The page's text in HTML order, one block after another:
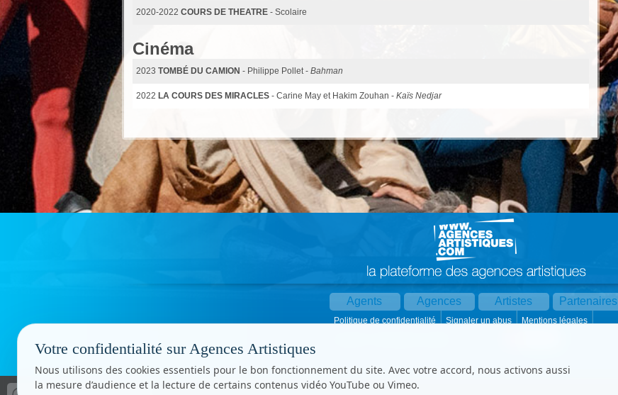
2020-2022 COURS DE THEATRE - Scolaire
Cinéma
2023 TOMBÉ DU CAMION - Philippe Pollet - Bahman
2022 LA COURS DES MIRACLES - Carine May et Hakim Zouhan - Kaïs Nedjar
Agents Agences Artistes Partenaires
Politique de confidentialité Signaler un abus
Mentions légales
Votre confidentialité sur Agences Artistiques
Nous utilisons des cookies essentiels pour le bon fonctionnement du site. Avec votre accord, nous activons aussi
la mesure d’audience et la lecture de certains contenus vidéo YouTube ou Vimeo.